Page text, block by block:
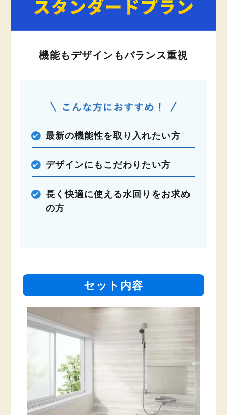
機能もデザインもバランス重視
最新の機能性を取り入れたい方
デザインにもこだわりたい方
長く快適に使える水回りをお求め
の方
セット内容